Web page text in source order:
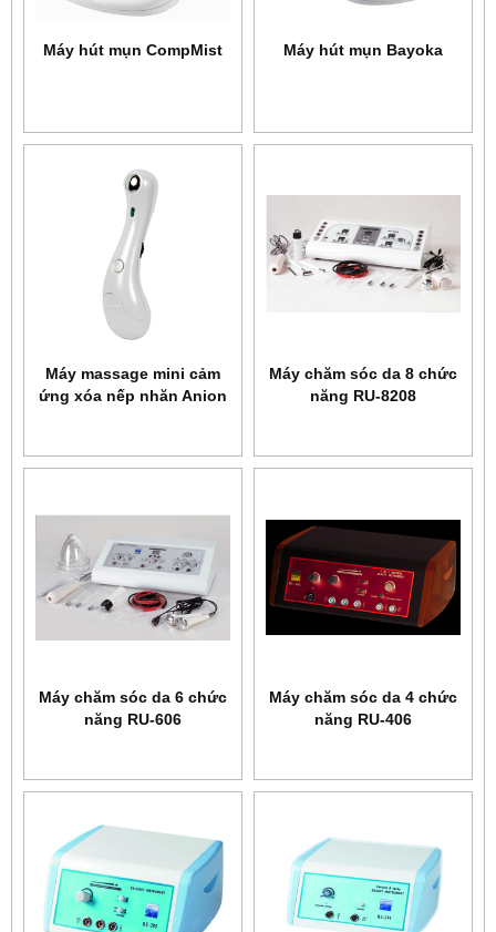
Máy hút mụn CompMist Máy hút mụn Bayoka
Máy massage mini cảm
ứng xóa nếp nhăn Anion
Máy chăm sóc da 8 chức
năng RU-8208
Máy chăm sóc da 6 chức
năng RU-606
Máy chăm sóc da 4 chức
năng RU-406